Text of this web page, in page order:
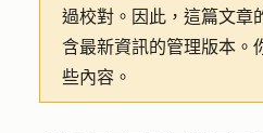
過校對。因此，這篇文章
含最新資訊的管理版本。
些內容。